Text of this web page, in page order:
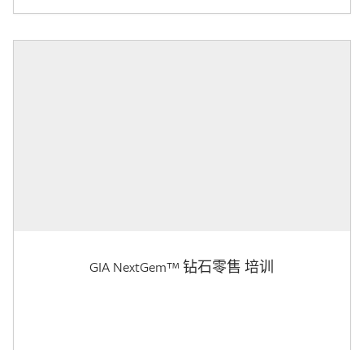
GIA NextGem™ 钻石零售 培训